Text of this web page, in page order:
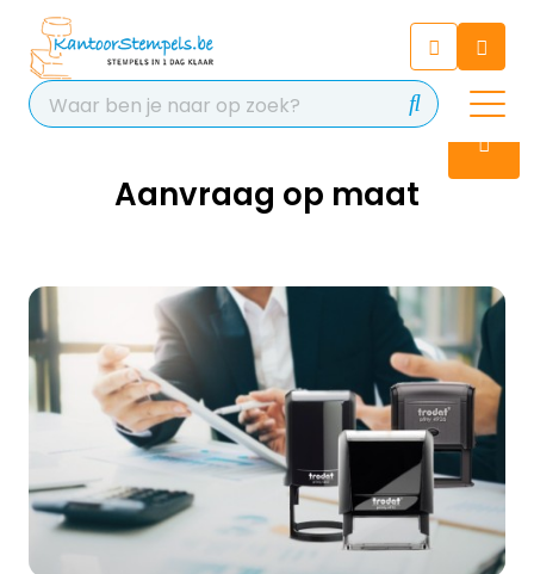
Chatbot
Chat 24/7 met onze chatbot
voor hulp
Contact
Aanvraag op maat